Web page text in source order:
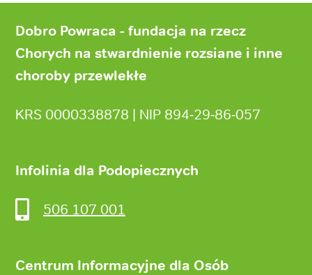
stronyDobro Powraca - fundacja na rzecz
Chorych na stwardnienie rozsiane i inne
choroby przewlekłe
KRS 0000338878 | NIP 894‑29‑86‑057
Infolinia dla Podopiecznych
506 107 001
Centrum Informacyjne dla Osób